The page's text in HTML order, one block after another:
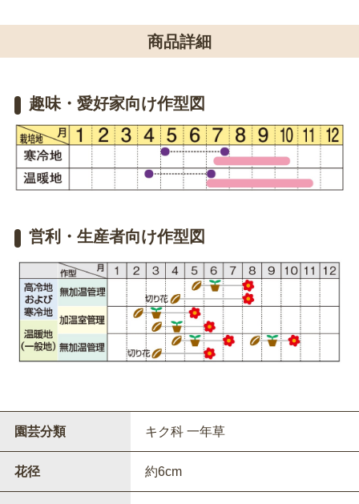
商品詳細
趣味・愛好家向け作型図
営利・生産者向け作型図
園芸分類 キク科 一年草
花径 約6cm